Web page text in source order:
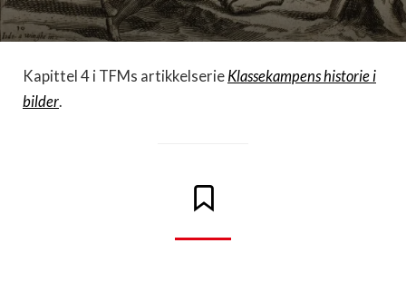
Kapittel 4 i TFMs artikkelserie Klassekampens historie i
bilder.